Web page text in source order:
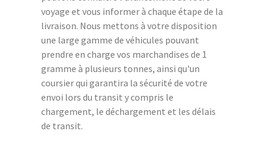
voyage et vous informer à chaque étape de la
livraison. Nous mettons à votre disposition
une large gamme de véhicules pouvant
prendre en charge vos marchandises de 1
gramme à plusieurs tonnes, ainsi qu'un
coursier qui garantira la sécurité de votre
envoi lors du transit y compris le
chargement, le déchargement et les délais
de transit.